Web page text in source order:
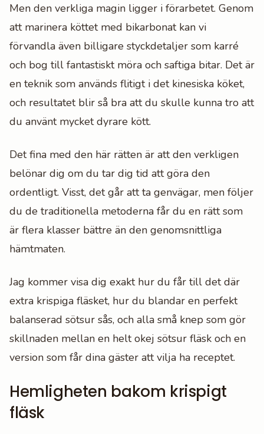
Men den verkliga magin ligger i förarbetet. Genom
att marinera köttet med bikarbonat kan vi
förvandla även billigare styckdetaljer som karré
och bog till fantastiskt möra och saftiga bitar. Det är
en teknik som används flitigt i det kinesiska köket,
och resultatet blir så bra att du skulle kunna tro att
du använt mycket dyrare kött.
Det fina med den här rätten är att den verkligen
belönar dig om du tar dig tid att göra den
ordentligt. Visst, det går att ta genvägar, men följer
du de traditionella metoderna får du en rätt som
är flera klasser bättre än den genomsnittliga
hämtmaten.
Jag kommer visa dig exakt hur du får till det där
extra krispiga fläsket, hur du blandar en perfekt
balanserad sötsur sås, och alla små knep som gör
skillnaden mellan en helt okej sötsur fläsk och en
version som får dina gäster att vilja ha receptet.
Hemligheten bakom krispigt
fläsk